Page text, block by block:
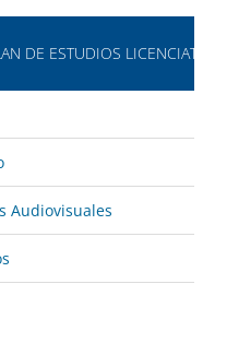
DE ESTUDIOS
Audiovisuales